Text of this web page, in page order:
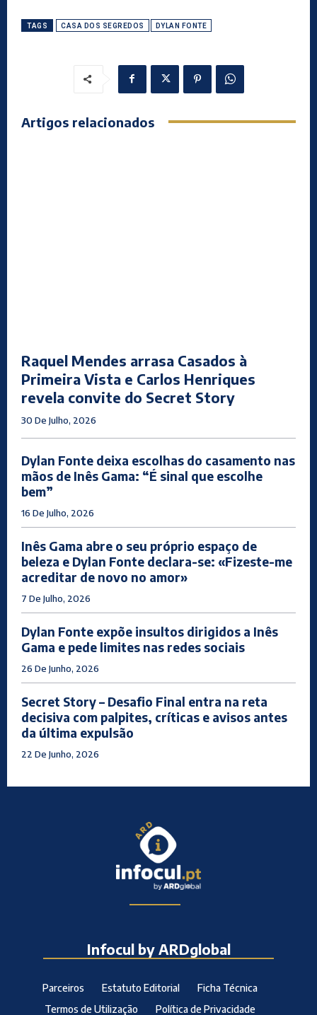
TAGS CASA DOS SEGREDOS DYLAN FONTE
Artigos relacionados
Raquel Mendes arrasa Casados à
Primeira Vista e Carlos Henriques
revela convite do Secret Story
30 De Julho, 2026
Dylan Fonte deixa escolhas do casamento nas
mãos de Inês Gama: “É sinal que escolhe
bem”
16 De Julho, 2026
Inês Gama abre o seu próprio espaço de
beleza e Dylan Fonte declara-se: «Fizeste-me
acreditar de novo no amor»
7 De Julho, 2026
Dylan Fonte expõe insultos dirigidos a Inês
Gama e pede limites nas redes sociais
26 De Junho, 2026
Secret Story – Desafio Final entra na reta
decisiva com palpites, críticas e avisos antes
da última expulsão
22 De Junho, 2026
Infocul by ARDglobal
Parceiros Estatuto Editorial
Ficha Técnica
Termos de Utilização
Política de Privacidade